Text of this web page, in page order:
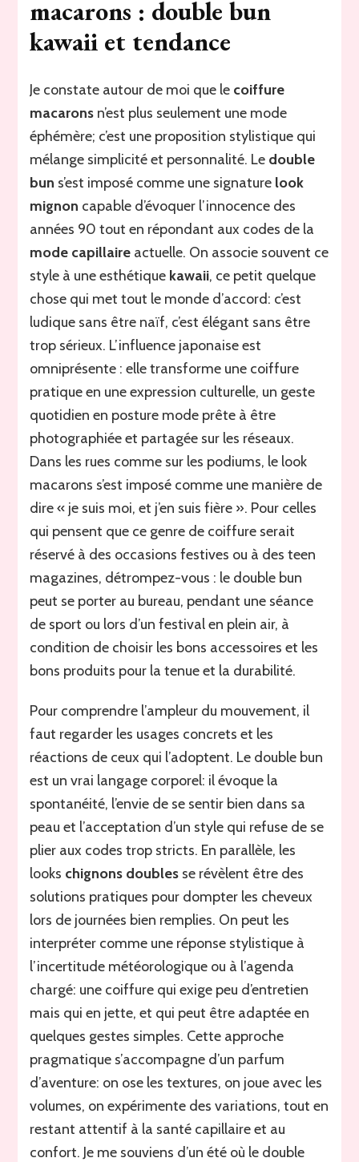
macarons : double bun
kawaii et tendance
Je constate autour de moi que le coiffure
macarons n’est plus seulement une mode
éphémère; c’est une proposition stylistique qui
mélange simplicité et personnalité. Le double
bun s’est imposé comme une signature look
mignon capable d’évoquer l’innocence des
années 90 tout en répondant aux codes de la
mode capillaire actuelle. On associe souvent ce
style à une esthétique kawaii, ce petit quelque
chose qui met tout le monde d’accord: c’est
ludique sans être naïf, c’est élégant sans être
trop sérieux. L’influence japonaise est
omniprésente : elle transforme une coiffure
pratique en une expression culturelle, un geste
quotidien en posture mode prête à être
photographiée et partagée sur les réseaux.
Dans les rues comme sur les podiums, le look
macarons s’est imposé comme une manière de
dire « je suis moi, et j’en suis fière ». Pour celles
qui pensent que ce genre de coiffure serait
réservé à des occasions festives ou à des teen
magazines, détrompez-vous : le double bun
peut se porter au bureau, pendant une séance
de sport ou lors d’un festival en plein air, à
condition de choisir les bons accessoires et les
bons produits pour la tenue et la durabilité.
Pour comprendre l’ampleur du mouvement, il
faut regarder les usages concrets et les
réactions de ceux qui l’adoptent. Le double bun
est un vrai langage corporel: il évoque la
spontanéité, l’envie de se sentir bien dans sa
peau et l’acceptation d’un style qui refuse de se
plier aux codes trop stricts. En parallèle, les
looks chignons doubles se révèlent être des
solutions pratiques pour dompter les cheveux
lors de journées bien remplies. On peut les
interpréter comme une réponse stylistique à
l’incertitude météorologique ou à l’agenda
chargé: une coiffure qui exige peu d’entretien
mais qui en jette, et qui peut être adaptée en
quelques gestes simples. Cette approche
pragmatique s’accompagne d’un parfum
d’aventure: on ose les textures, on joue avec les
volumes, on expérimente des variations, tout en
restant attentif à la santé capillaire et au
confort. Je me souviens d’un été où le double